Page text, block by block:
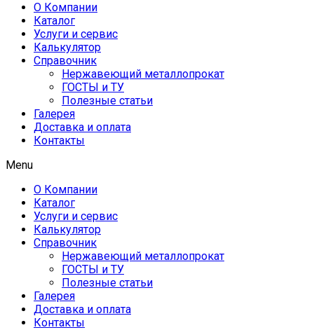
О Компании
Каталог
Услуги и сервис
Калькулятор
Справочник
Нержавеющий металлопрокат
ГОСТЫ и ТУ
Полезные статьи
Галерея
Доставка и оплата
Контакты
Menu
О Компании
Каталог
Услуги и сервис
Калькулятор
Справочник
Нержавеющий металлопрокат
ГОСТЫ и ТУ
Полезные статьи
Галерея
Доставка и оплата
Контакты